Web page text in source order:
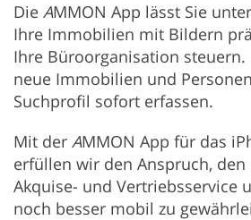
Die AMMON App lässt Sie
Ihre Immobilien mit Bildern
Ihre Büroorganisation steuern.
neue Immobilien und
Suchprofil sofort erfassen.
Mit der AMMON App für das
erfüllen wir den Anspruch,
Akquise- und Vertriebsservice
noch besser mobil zu